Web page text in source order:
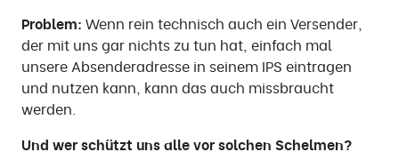
Problem: Wenn rein technisch auch ein Versender,
der mit uns gar nichts zu tun hat, einfach mal
unsere Absenderadresse in seinem IPS eintragen
und nutzen kann, kann das auch missbraucht
werden.
Und wer schützt uns alle vor solchen Schelmen?